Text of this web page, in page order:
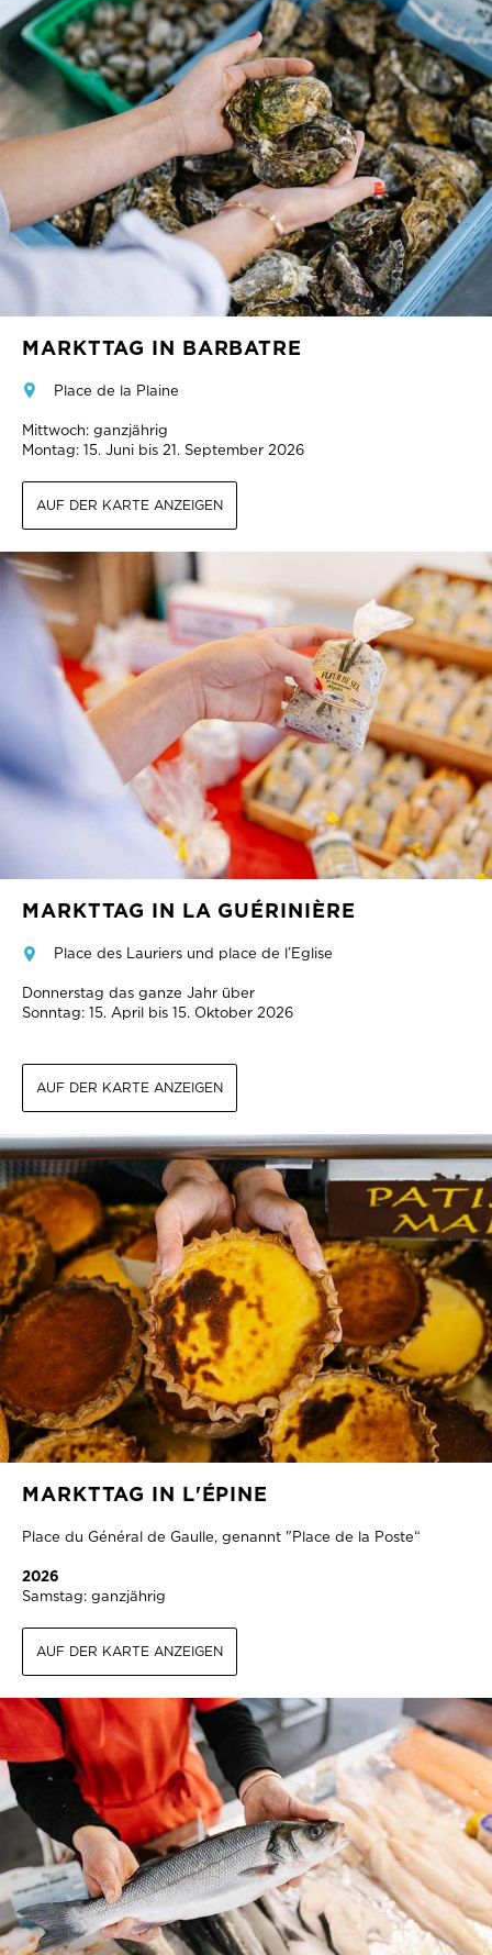
MARKTTAG IN BARBATRE
Place de la Plaine
Mittwoch: ganzjährig
Montag: 15. Juni bis 21. September 2026
AUF DER KARTE ANZEIGEN
MARKTTAG IN LA GUÉRINIÈRE
Place des Lauriers und place de l’Eglise
Donnerstag das ganze Jahr über
Sonntag: 15. April bis 15. Oktober 2026
AUF DER KARTE ANZEIGEN
MARKTTAG IN L'ÉPINE
Place du Général de Gaulle, genannt "Place de la Poste“
2026
Samstag: ganzjährig
AUF DER KARTE ANZEIGEN